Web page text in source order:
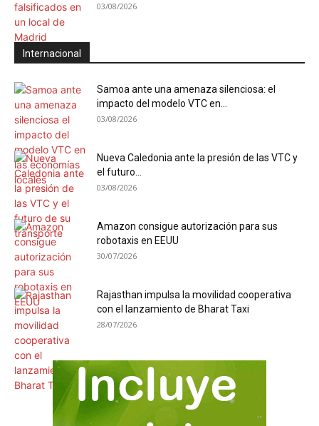
03/08/2026
Internacional
Samoa ante una amenaza silenciosa: el
impacto del modelo VTC en...
03/08/2026
Nueva Caledonia ante la presión de las VTC y
el futuro...
03/08/2026
Amazon consigue autorización para sus
robotaxis en EEUU
30/07/2026
Rajasthan impulsa la movilidad cooperativa
con el lanzamiento de Bharat Taxi
28/07/2026